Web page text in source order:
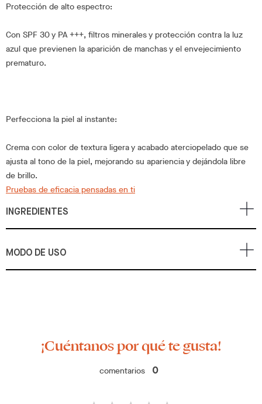
Protección de alto espectro:
Con SPF 30 y PA +++, filtros minerales y protección contra la luz
azul que previenen la aparición de manchas y el envejecimiento
prematuro.
Perfecciona la piel al instante:
Crema con color de textura ligera y acabado aterciopelado que se
ajusta al tono de la piel, mejorando su apariencia y dejándola libre
de brillo.
Pruebas de eficacia pensadas en ti
INGREDIENTES
MODO DE USO
¡Cuéntanos por qué te gusta!
comentarios 0